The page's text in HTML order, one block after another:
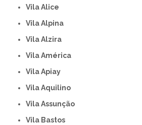
Vila Alice
Vila Alpina
Vila Alzira
Vila América
Vila Apiay
Vila Aquilino
Vila Assunção
Vila Bastos